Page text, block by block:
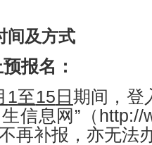
间及方式
报名：
1至15 日 期间，登
信息网 ” （ http://
再补报，亦无法